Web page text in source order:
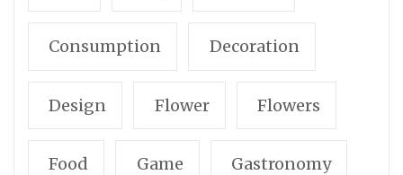
Consumption Decoration
Design Flower Flowers
Food Game Gastronomy